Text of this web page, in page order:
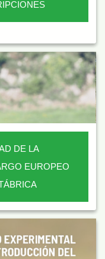
DE LA
EUROPEO